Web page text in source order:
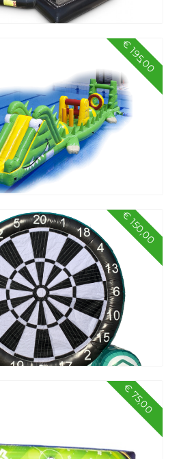
€ 195,00
krokodil 12 meter€ 150,00
€ 75,00